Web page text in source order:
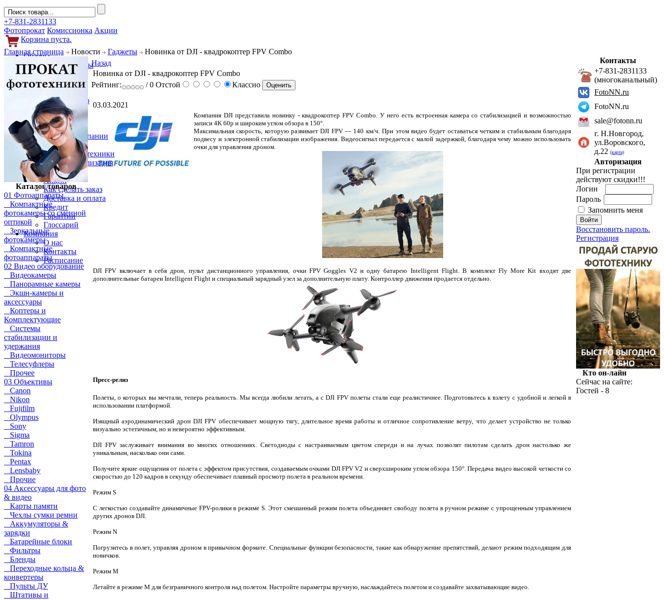
+7-831-2831133
Фотопрокат Комиссионка Акции
Корзина пуста.
Обзоры
Фотоаппараты
Объективы
Фильтры
Фото и видео
Гаджеты
Аксессуары
Слухи
Новости компании
Услуги
Прокат фототехники
Выкуп и реализация
Покупателям
Акции
Как сделать заказ
Доставка и оплата
Кредит
Гарантии
Глоссарий
Компания
О нас
Контакты
Расписание
Главная страница Новости Гаджеты Новинка от DJI - квадрокоптер FPV Combo
Каталог товаров
01 Фотоаппараты
Компактные
фотокамеры со сменной
оптикой
Зеркальные
фотокамеры
Компактные
фотоаппараты
02 Видео оборудование
Видеокамеры
Панорамные камеры
Экшн-камеры и
аксессуары
Коптеры и
Комплектующие
Системы
стабилизации и
удержания
Видеомониторы
Телесуфлеры
Прочее
03 Объективы
Canon
Nikon
Fujifilm
Olympus
Sony
Sigma
Tamron
Tokina
Pentax
Lensbaby
Прочие
04 Аксессуары для фото
& видео
Карты памяти
Чехлы сумки ремни
Аккумуляторы &
зарядки
Батарейные блоки
Фильтры
Бленды
Переходные кольца &
конвертеры
Пульты ДУ
Штативы и
Назад
Новинка от DJI - квадрокоптер FPV Combo
Рейтинг:
/ 0 Отстой Классно
03.03.2021
Компания DJI представила новинку - квадрокоптер FPV Combo. У него есть встроенная камера со стабилизацией и возможностью
записи 4K 60p и широким углом обзора в 150°.
Максимальная скорость, которую развивает DJI FPV — 140 км/ч. При этом видео будет оставаться четким и стабильным благодаря
подвесу и электронной стабилизации изображения. Видеосигнал передается с малой задержкой, благодаря чему можно использовать
очки для управления дроном.
DJI FPV включает в себя дрон, пульт дистанционного управления, очки FPV Goggles V2 и одну батарею Intelligent Flight. В комплект Fly More Kit входят две
дополнительные батареи Intelligent Flight и специальный зарядный узел за дополнительную плату. Контроллер движения продается отдельно.
Пресс-релиз
Полеты, о которых вы мечтали, теперь реальность. Мы всегда любили летать, а с DJI FPV полеты стали еще реалистичнее. Подготовьтесь к взлету с удобной и легкой в
использовании платформой.
Изящный аэродинамический дрон DJI FPV обеспечивает мощную тягу, длительное время работы и отличное сопротивление ветру, что делает устройство не только
визуально эстетичным, но и невероятно эффективным.
DJI FPV заслуживает внимания во многих отношениях. Светодиоды с настраиваемым цветом спереди и на лучах позволят пилотам сделать дрон настолько же
уникальным, насколько они сами.
Получите яркие ощущения от полета с эффектом присутствия, создаваемым очками DJI FPV V2 и сверхшироким углом обзора 150°. Передача видео высокой четкости со
скоростью до 120 кадров в секунду обеспечивает плавный просмотр полета в реальном времени.
Режим S
С легкостью создавайте динамичные FPV-ролики в режиме S. Этот смешанный режим полета объединяет свободу полета в ручном режиме с упрощенным управлением
других дронов DJI.
Режим N
Погрузитесь в полет, управляя дроном в привычном формате. Специальные функции безопасности, такие как обнаружение препятствий, делают режим подходящим для
новичков.
Режим M
Летайте в режиме M для безграничного контроля над полетом. Настройте параметры вручную, наслаждайтесь полетом и создавайте захватывающие видео.
Контакты
+7-831-2831133
(многоканальный)
FotoNN.ru
FotoNN.ru
sale@fotonn.ru
г. Н.Новгород,
ул.Воровского,
д.22 (карта)
Авторизация
При регистрации
действуют скидки!!!
Логин
Пароль
Запомнить меня
Восстановить пароль.
Регистрация
Кто он-лайн
Сейчас на сайте:
Гостей - 8